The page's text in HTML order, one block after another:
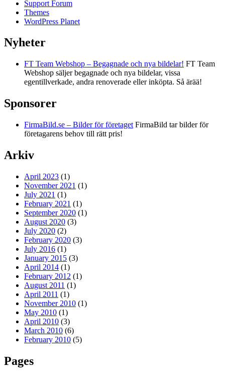
Support Forum
Themes
WordPress Planet
Nyheter
FT Team Webshop – Begagnade och nya bildelar! FT Team
Webshop säljer begagnade och nya bildelar, vissa
egentillverkade, andra renoverade eller inköpta. Så ärää!
Sponsorer
FirmaBild.se – Bilder för företaget FirmaBild tar bilder för
företagarens behov till rätt pris!
Arkiv
April 2023 (1)
November 2021 (1)
July 2021 (1)
February 2021 (1)
September 2020 (1)
August 2020 (3)
July 2020 (2)
February 2020 (3)
July 2016 (1)
January 2015 (3)
April 2014 (1)
February 2012 (1)
August 2011 (1)
April 2011 (1)
November 2010 (1)
May 2010 (1)
April 2010 (3)
March 2010 (6)
February 2010 (5)
Pages